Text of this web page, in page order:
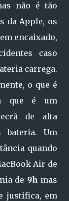
não é tão
da Apple, os
encaixado,
caso
carrega.
o que é
que é um
de alta
bateria. Um
quando
Air de
de 9h mas
justifica, em